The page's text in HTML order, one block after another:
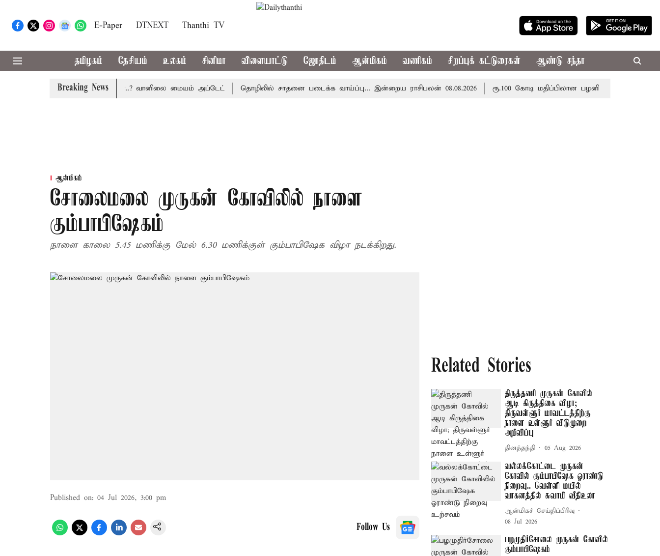
E-Paper DTNEXT Thanthi TV
தமிழகம் தேசியம் உலகம் சினிமா விளையாட்டு ஜோதிடம் ஆன்மிகம் வணிகம் சிறப்புக் கட்டுரைகள் ஆண்டு சந்தா
Breaking News
இன்று மழைக்கு வாய்ப்பா..? வானிலை மையம் அப்டேட் தொழிலில் சாதனை படைக்க வாய்ப்பு... இன்றைய ராசிபலன் 08.08.2026 ரூ.100 கோடி மதிப்பிலான பழனி கோவில் நில
ஆன்மிகம்
சோலைமலை முருகன் கோவிலில் நாளை
கும்பாபிஷேகம்
நாளை காலை 5.45 மணிக்கு மேல் 6.30 மணிக்குள் கும்பாபிஷேக விழா நடக்கிறது.
Published on: 04 Jul 2026, 3:00 pm
Follow Us
Related Stories
திருத்தணி முருகன் கோவில்
ஆடி கிருத்திகை விழா;
திருவள்ளூர் மாவட்டத்திற்கு
நாளை உள்ளூர் விடுமுறை
அறிவிப்பு
தினத்தந்தி 05 Aug 2026
வல்லக்கோட்டை முருகன்
கோவில் கும்பாபிஷேக ஓராண்டு
நிறைவு.. வெள்ளி மயில்
வாகனத்தில் சுவாமி வீதிஉலா
ஆன்மிகச் செய்திப்பிரிவு
08 Jul 2026
பழமுதிர்சோலை முருகன் கோவில்
கும்பாபிஷேகம்